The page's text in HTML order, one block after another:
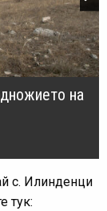
на
с. Илинденци
тук: